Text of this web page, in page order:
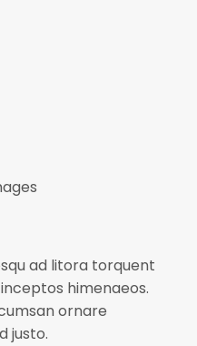
ad litora torquent
himenaeos.
ornare
justo.